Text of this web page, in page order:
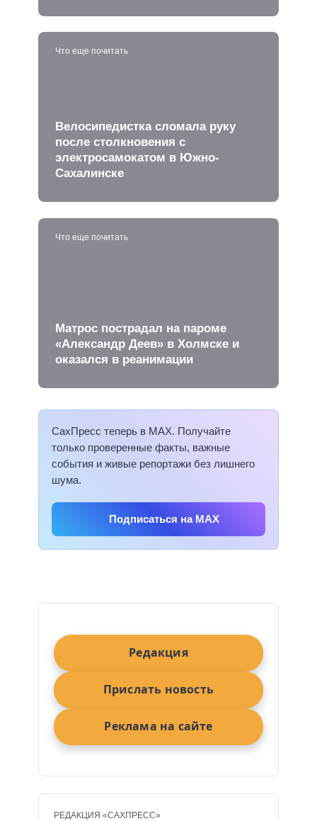
Что еще почитать
Велосипедистка сломала руку
после столкновения с
электросамокатом в Южно-
Сахалинске
Что еще почитать
Матрос пострадал на пароме
«Александр Деев» в Холмске и
оказался в реанимации
СахПресс теперь в MAX. Получайте
только проверенные факты, важные
события и живые репортажи без лишнего
шума.
Подписаться на MAX
Редакция
Прислать новость
Реклама на сайте
РЕДАКЦИЯ «САХПРЕСС»